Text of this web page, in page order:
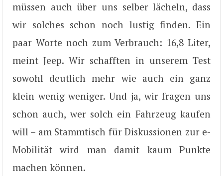
müssen auch über uns selber lächeln, dass
wir solches schon noch lustig finden. Ein
paar Worte noch zum Verbrauch: 16,8 Liter,
meint Jeep. Wir schafften in unserem Test
sowohl deutlich mehr wie auch ein ganz
klein wenig weniger. Und ja, wir fragen uns
schon auch, wer solch ein Fahrzeug kaufen
will – am Stammtisch für Diskussionen zur e-
Mobilität wird man damit kaum Punkte
machen können.